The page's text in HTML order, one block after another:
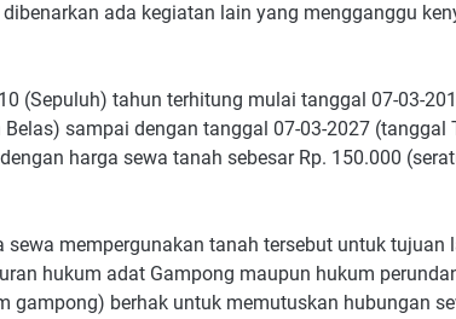
ada kegiatan lain yang mengganggu
(Sepuluh) tahun terhitung mulai tanggal 07-03-
sampai dengan tanggal 07-03-2027 (tanggal
harga sewa tanah sebesar Rp. 150.000
mempergunakan tanah tersebut untuk tujuan
hukum adat Gampong maupun hukum
gampong) berhak untuk memutuskan hubungan